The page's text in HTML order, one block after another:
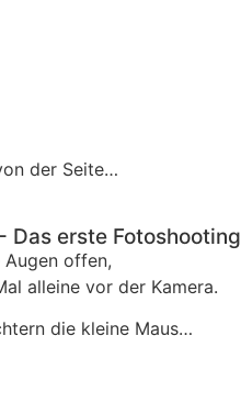
der Seite…
Das erste Fotoshooting
offen,
alleine vor der Kamera.
die kleine Maus…